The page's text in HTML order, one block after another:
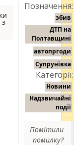
Позначення:
збив
ДТП на
Полтавщині
автопргоди
Супрунівка
Категорії:
Новини
Надзвичайні
події
Помітили
помилку?